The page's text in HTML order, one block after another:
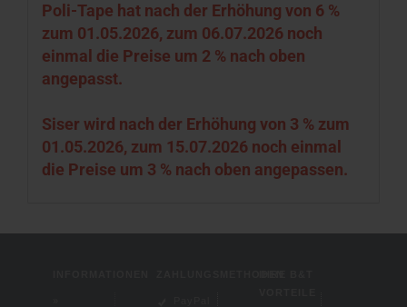
Poli-Tape hat nach der Erhöhung von 6 %
zum 01.05.2026, zum 06.07.2026 noch
einmal die Preise um 2 % nach oben
angepasst.
Siser wird nach der Erhöhung von 3 % zum
01.05.2026, zum 15.07.2026 noch einmal
die Preise um 3 % nach oben angepassen.